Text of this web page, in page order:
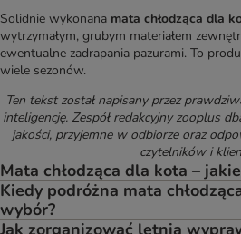
Solidnie wykonana mata chłodząca dla
wytrzymałym, grubym materiałem
ewentualne zadrapania pazurami. To
wiele sezonów.
Ten tekst został napisany przez
inteligencję. Zespół redakcyjny zooplus
jakości, przyjemne w odbiorze oraz
czytelników i
Mata chłodząca dla kota –
Kiedy podróżna mata
wybór?
Jak zorganizować letnią